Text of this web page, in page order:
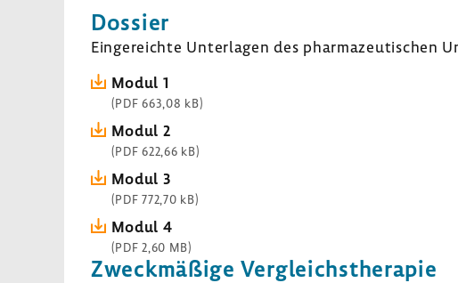
Dossier
Einge­reichte Unter­lagen des phar­ma­zeu­ti­schen
Modul 1
(PDF 663,08 kB)
Modul 2
(PDF 622,66 kB)
Modul 3
(PDF 772,70 kB)
Modul 4
(PDF 2,60 MB)
Zweck­mä­ßige Vergleichs­the­rapie